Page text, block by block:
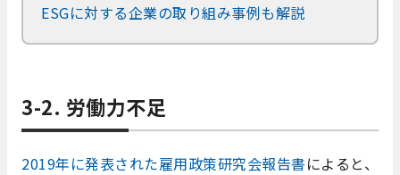
ESGに対する企業の取り組み事例も解説
3-2. 労働力不足
2019年に発表された雇用政策研究会報告書によると、